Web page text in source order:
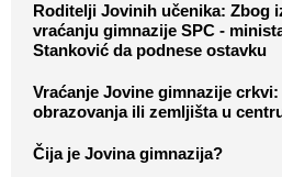
Roditelji Jovinih učenika: Zbog
vraćanju gimnazije SPC -
Stanković da podnese ostavku
Vraćanje Jovine gimnazije
obrazovanja ili zemljišta u
Čija je Jovina gimnazija?